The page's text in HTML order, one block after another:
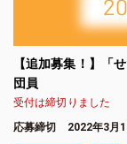
【追加募集！】「
団員
受付は締切りました
応募締切 2022年3月1